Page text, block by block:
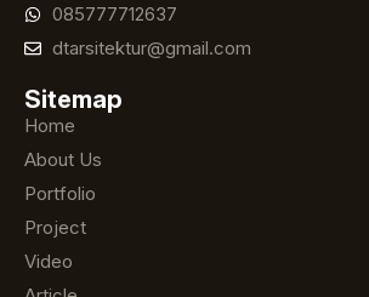
085777712637
dtarsitektur@gmail.com
Sitemap
Home
About Us
Portfolio
Project
Video